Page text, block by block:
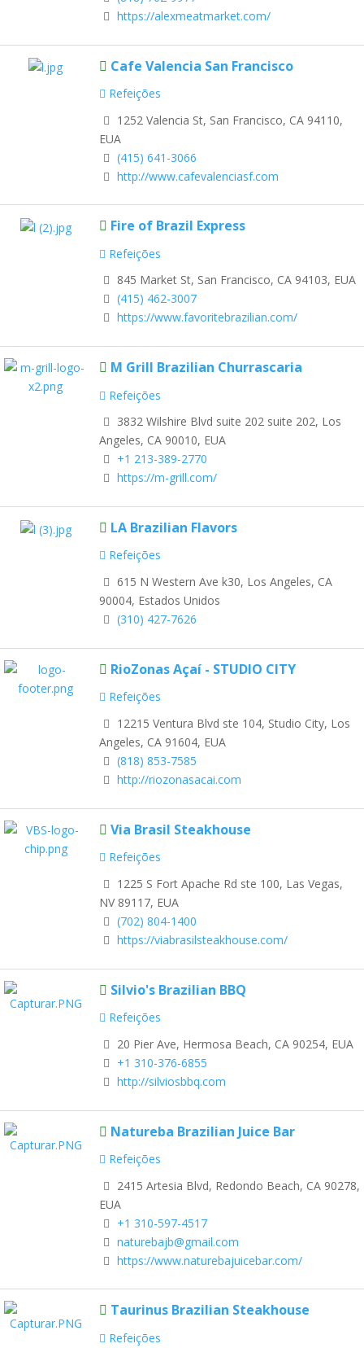
https://alexmeatmarket.com/
Cafe Valencia San Francisco
Refeições
1252 Valencia St, San Francisco, CA 94110,
EUA
(415) 641-3066
http://www.cafevalenciasf.com
Fire of Brazil Express
Refeições
845 Market St, San Francisco, CA 94103, EUA
(415) 462-3007
https://www.favoritebrazilian.com/
M Grill Brazilian Churrascaria
Refeições
3832 Wilshire Blvd suite 202 suite 202, Los
Angeles, CA 90010, EUA
+1 213-389-2770
https://m-grill.com/
LA Brazilian Flavors
Refeições
615 N Western Ave k30, Los Angeles, CA
90004, Estados Unidos
(310) 427-7626
RioZonas Açaí - STUDIO CITY
Refeições
12215 Ventura Blvd ste 104, Studio City, Los
Angeles, CA 91604, EUA
(818) 853-7585
http://riozonasacai.com
Via Brasil Steakhouse
Refeições
1225 S Fort Apache Rd ste 100, Las Vegas,
NV 89117, EUA
(702) 804-1400
https://viabrasilsteakhouse.com/
Silvio's Brazilian BBQ
Refeições
20 Pier Ave, Hermosa Beach, CA 90254, EUA
+1 310-376-6855
http://silviosbbq.com
Natureba Brazilian Juice Bar
Refeições
2415 Artesia Blvd, Redondo Beach, CA 90278,
EUA
+1 310-597-4517
naturebajb@gmail.com
https://www.naturebajuicebar.com/
Taurinus Brazilian Steakhouse
Refeições